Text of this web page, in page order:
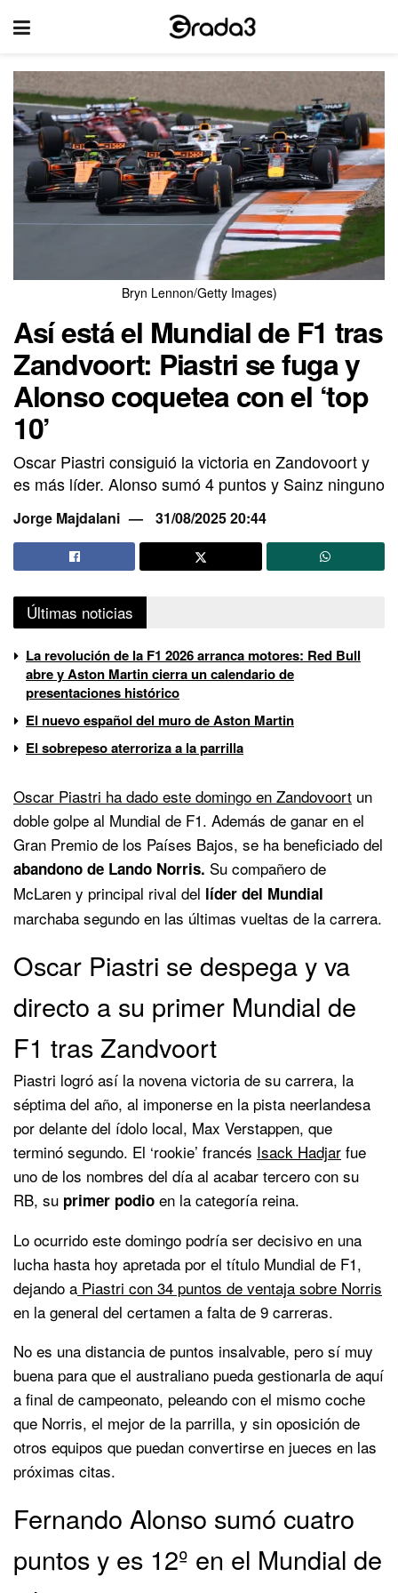
Bryn Lennon/Getty Images)
Así está el Mundial de F1 tras
Zandvoort: Piastri se fuga y
Alonso coquetea con el ‘top
10’
Oscar Piastri consiguió la victoria en Zandovoort y
es más líder. Alonso sumó 4 puntos y Sainz ninguno
Jorge Majdalani 31/08/2025 20:44
Últimas noticias
La revolución de la F1 2026 arranca motores: Red Bull
abre y Aston Martin cierra un calendario de
presentaciones histórico
El nuevo español del muro de Aston Martin
El sobrepeso aterroriza a la parrilla
Oscar Piastri ha dado este domingo en Zandovoort un
doble golpe al Mundial de F1. Además de ganar en el
Gran Premio de los Países Bajos, se ha beneficiado del
abandono de Lando Norris. Su compañero de
McLaren y principal rival del líder del Mundial
marchaba segundo en las últimas vueltas de la carrera.
Oscar Piastri se despega y va
directo a su primer Mundial de
F1 tras Zandvoort
Piastri logró así la novena victoria de su carrera, la
séptima del año, al imponerse en la pista neerlandesa
por delante del ídolo local, Max Verstappen, que
terminó segundo. El ‘rookie’ francés Isack Hadjar fue
uno de los nombres del día al acabar tercero con su
RB, su primer podio en la categoría reina.
Lo ocurrido este domingo podría ser decisivo en una
lucha hasta hoy apretada por el título Mundial de F1,
dejando a Piastri con 34 puntos de ventaja sobre Norris
en la general del certamen a falta de 9 carreras.
No es una distancia de puntos insalvable, pero sí muy
buena para que el australiano pueda gestionarla de aquí
a final de campeonato, peleando con el mismo coche
que Norris, el mejor de la parrilla, y sin oposición de
otros equipos que puedan convertirse en jueces en las
próximas citas.
Fernando Alonso sumó cuatro
puntos y es 12º en el Mundial de